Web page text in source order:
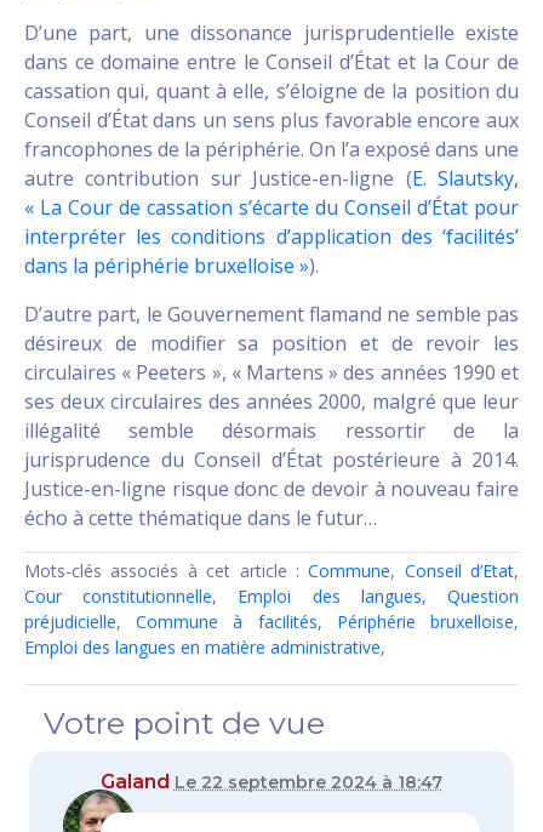
D’une part, une dissonance jurisprudentielle existe
dans ce domaine entre le Conseil d’État et la Cour de
cassation qui, quant à elle, s’éloigne de la position du
Conseil d’État dans un sens plus favorable encore aux
francophones de la périphérie. On l’a exposé dans une
autre contribution sur Justice-en-ligne (E. Slautsky,
« La Cour de cassation s’écarte du Conseil d’État pour
interpréter les conditions d’application des ‘facilités’
dans la périphérie bruxelloise »).
D’autre part, le Gouvernement flamand ne semble pas
désireux de modifier sa position et de revoir les
circulaires « Peeters », « Martens » des années 1990 et
ses deux circulaires des années 2000, malgré que leur
illégalité semble désormais ressortir de la
jurisprudence du Conseil d’État postérieure à 2014.
Justice-en-ligne risque donc de devoir à nouveau faire
écho à cette thématique dans le futur…
Mots-clés associés à cet article :Commune, Conseil d’Etat,
Cour constitutionnelle, Emploi des langues,Question
préjudicielle,Commune à facilités, Périphérie bruxelloise,
Emploi des langues en matière administrative,
Votre point de vue
Galand Le 22 septembre 2024 à 18:47